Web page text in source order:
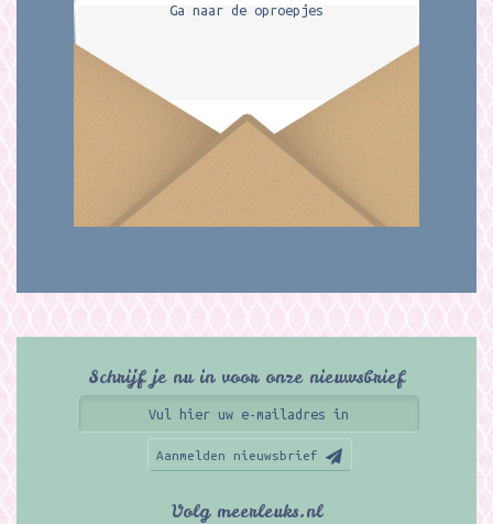
Ga naar de oproepjes
Schrijf je nu in voor onze nieuwsbrief
Aanmelden nieuwsbrief
Volg meerleuks.nl